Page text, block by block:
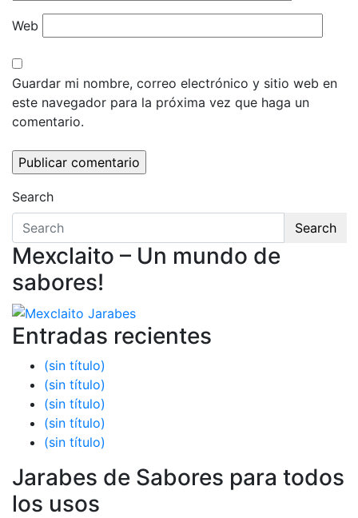
Web
Guardar mi nombre, correo electrónico y sitio web en
este navegador para la próxima vez que haga un
comentario.
Search
Search
Mexclaito – Un mundo de
sabores!
Entradas recientes
(sin título)
(sin título)
(sin título)
(sin título)
(sin título)
Jarabes de Sabores para todos
los usos